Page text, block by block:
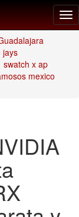
jays
swatch x ap
mexico